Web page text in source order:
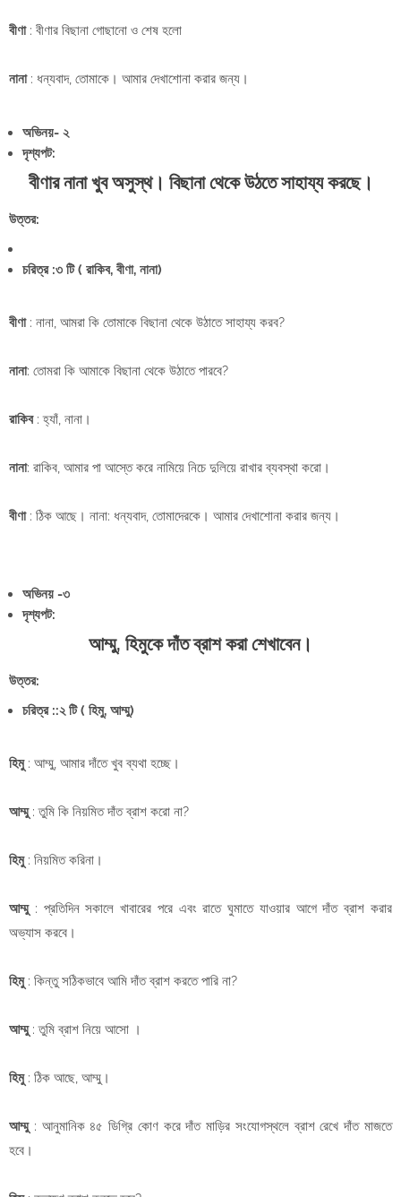
বীণা : বীণার বিছানা গোছানো ও শেষ হলো
নানা : ধন্যবাদ, তোমাকে। আমার দেখাশোনা করার জন্য।
অভিনয়- ২
দৃশ্যপট:
বীণার নানা খুব অসুস্থ। বিছানা থেকে উঠতে সাহায্য করছে।
উত্তর:
চরিত্র :৩ টি ( রাকিব, বীণা, নানা)
বীণা : নানা, আমরা কি তোমাকে বিছানা থেকে উঠাতে সাহায্য করব?
নানা: তোমরা কি আমাকে বিছানা থেকে উঠাতে পারবে?
রাকিব : হ্যাঁ, নানা।
নানা: রাকিব, আমার পা আস্তে করে নামিয়ে নিচে দুলিয়ে রাখার ব্যবস্থা করো।
বীণা : ঠিক আছে। নানা: ধন্যবাদ, তোমাদেরকে। আমার দেখাশোনা করার জন্য।
অভিনয় -৩
দৃশ্যপট:
আম্মু, হিমুকে দাঁত ব্রাশ করা শেখাবেন।
উত্তর:
চরিত্র ::২ টি ( হিমু, আম্মু)
হিমু : আম্মু, আমার দাঁতে খুব ব্যথা হচ্ছে।
আম্মু : তুমি কি নিয়মিত দাঁত ব্রাশ করো না?
হিমু : নিয়মিত করিনা।
আম্মু : প্রতিদিন সকালে খাবারের পরে এবং রাতে ঘুমাতে যাওয়ার আগে দাঁত ব্রাশ করার
অভ্যাস করবে।
হিমু : কিন্তু সঠিকভাবে আমি দাঁত ব্রাশ করতে পারি না?
আম্মু : তুমি ব্রাশ নিয়ে আসো ।
হিমু : ঠিক আছে, আম্মু।
আম্মু : আনুমানিক ৪৫ ডিগ্রি কোণ করে দাঁত মাড়ির সংযোগস্থলে ব্রাশ রেখে দাঁত মাজতে
হবে।